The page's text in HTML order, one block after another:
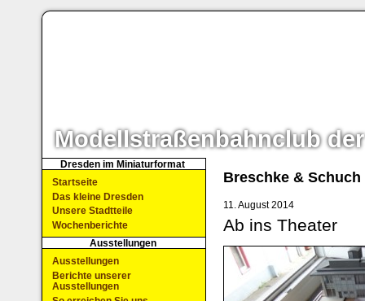
Modellstraßenbahnclub der
Breschke & Schuch
11. August 2014
Ab ins Theater
Dresden im Miniaturformat
Startseite
Das kleine Dresden
Unsere Stadtteile
Wochenberichte
Ausstellungen
Ausstellungen
Berichte unserer
Ausstellungen